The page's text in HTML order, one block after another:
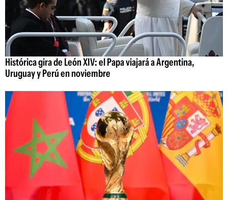
Histórica gira de León XIV: el Papa viajará a Argentina,
Uruguay y Perú en noviembre